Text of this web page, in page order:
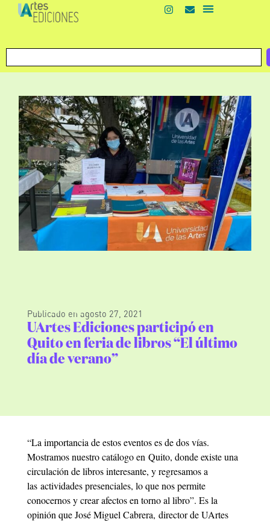
Publicado en agosto 27, 2021
UArtes Ediciones participó en
Quito en feria de libros “El último
día de verano”
“La importancia de estos eventos es de dos vías.
Mostramos nuestro catálogo en Quito, donde existe una
circulación de libros interesante, y regresamos a
las actividades presenciales, lo que nos permite
conocernos y crear afectos en torno al libro”. Es la
opinión que José Miguel Cabrera, director de UArtes